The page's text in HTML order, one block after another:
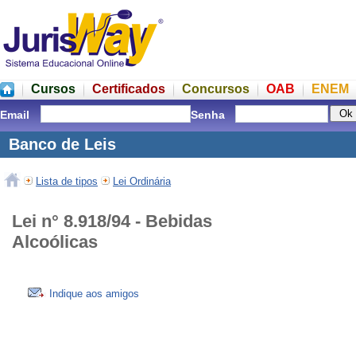
Cursos Certificados Concursos OAB ENEM
Email Senha
Banco de Leis
Lista de tipos Lei Ordinária
Lei n° 8.918/94 - Bebidas
Alcoólicas
Indique aos amigos